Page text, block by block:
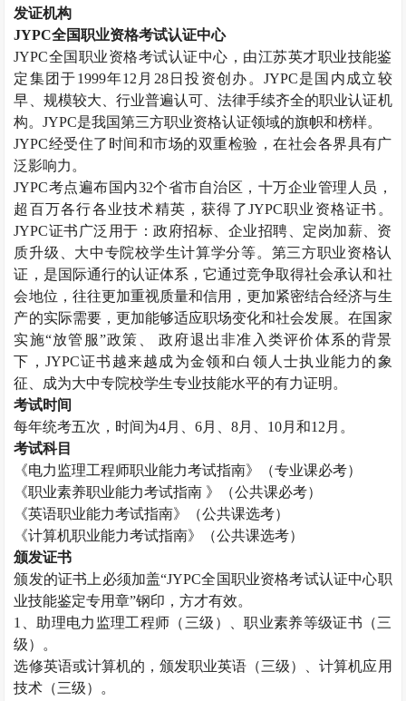
发证机构
JYPC全国职业资格考试认证中心
JYPC全国职业资格考试认证中心，由江苏英才职业技能鉴
定集团于1999年12 月 28日投资创办。 JYPC是国内成立较
早、规模较大、行业普遍认可、法律手续齐全的职业认证机
构。JYPC是我国第三方职业资格认证领域的旗帜和榜样。
JYPC经受住了时间和市场的双重检验，在社会各界具有广
泛影响力。
JYPC考点遍布国内32个省市自治区，十万企业管理人员，
超百万各行各业技术精英，获得了JYPC职业资格证书。
JYPC证书广泛用于：政府招标、企业招聘、定岗加薪、资
质升级、大中专院校学生计算学分等。第三方职业资格认
证，是国际通行的认证体系，它通过竞争取得社会承认和社
会地位，往往更加重视质量和信用，更加紧密结合经济与生
产的实际需要，更加能够适应职场变化和社会发展。在国家
实施“放管服”政策、 政府退出非准入类评价体系的背景
下， JYPC证书越来越成为金领和白领人士执业能力的象
征、成为大中专院校学生专业技能水平的有力证明。
考试时间
每年统考五次，时间为4月、6月、8月、 10月和12 月。
考试科目
《电力监理工程师职业能力考试指南》（专业课必考）
《职业素养职业能力考试指南 》（公共课必考）
《英语职业能力考试指南》（公共课选考）
《计算机职业能力考试指南》（公共课选考）
颁发证书
颁发的证书上必须加盖“JYPC全国职业资格考试认证中心职
业技能鉴定专用章”钢印，方才有效。
1
、助理电力监理工程师（三级）、职业素养等级证书（三
级）。
选修英语或计算机的，颁发职业英语（三级）、计算机应用
技术（三级）。